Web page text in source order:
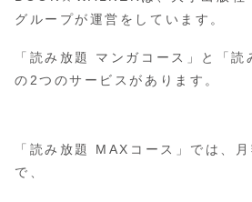
グループが運営をしています。
「読み放題 マンガコース」と「読
の2つのサービスがあります。
「読み放題 MAXコース」では、
で、